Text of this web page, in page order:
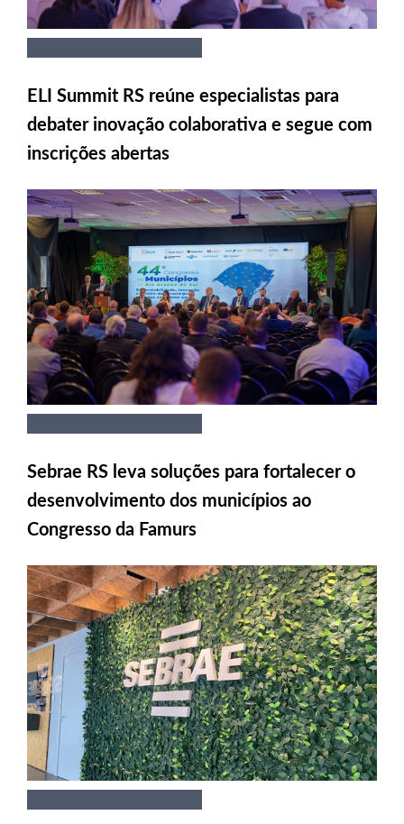
ELI Summit RS reúne especialistas para
debater inovação colaborativa e segue com
inscrições abertas
Sebrae RS leva soluções para fortalecer o
desenvolvimento dos municípios ao
Congresso da Famurs